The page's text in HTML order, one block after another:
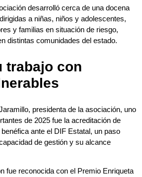
desarrolló cerca de una docena
a niñas, niños y adolescentes,
y familias en situación de riesgo,
distintas comunidades del estado.
trabajo con
presidenta de la asociación, uno
de 2025 fue la acreditación de
ante el DIF Estatal, un paso
de gestión y su alcance
fue reconocida con el Premio Enriqueta